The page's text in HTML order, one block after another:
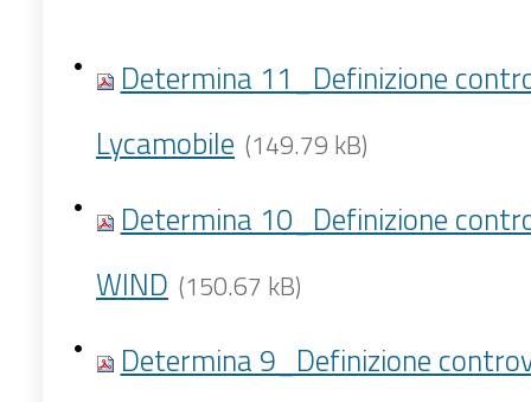
Determina 11_Definizione
Lycamobile (149.79 kB)
Determina 10_Definizione
WIND (150.67 kB)
Determina 9_Definizione